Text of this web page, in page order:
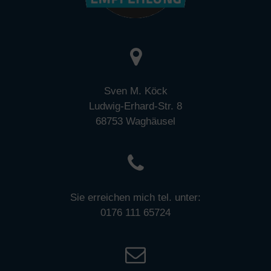
Sven M. Köck
Ludwig-Erhard-Str. 8
68753 Waghäusel
Sie erreichen mich tel. unter:
0176 111 65724